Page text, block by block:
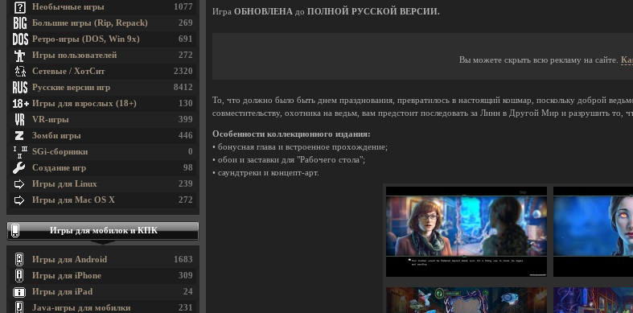
Игра ОБНОВЛЕНА до ПОЛНОЙ РУССКОЙ ВЕРСИИ.
Вы можете скрыть всю рекламу на сайте.
То, что должно было быть днем празднования, превратилось в настоящий кошмар, поскольку доброй
совместительству, охотника на ведьм, вам предстоит последовать за Линн в Другой Мир и разрушить то,
Особенности коллекционного издания:
• бонусная глава и встроенное прохождение;
• обои и заставки для "Рабочего стола";
• саундтреки и концепт-арт.
1077
Необычные игры
269
Большие игры (Rip, Repack)
691
Ретро-игры (DOS, Win 9x)
272
Игры пользователей
2320
Сетевые / ХотСит
8412
Русские версии игр
130
Игры для взрослых (18+)
399
VR-игры
446
Зомби игры
0
SGi-сборники
98
Создание игр
239
Игры для Linux
272
Игры для Mac OS X
Игры для мобилок и КПК
1683
Игры для Android
309
Игры для iPhone
24
Игры для iPad
231
Java-игры для мобилки